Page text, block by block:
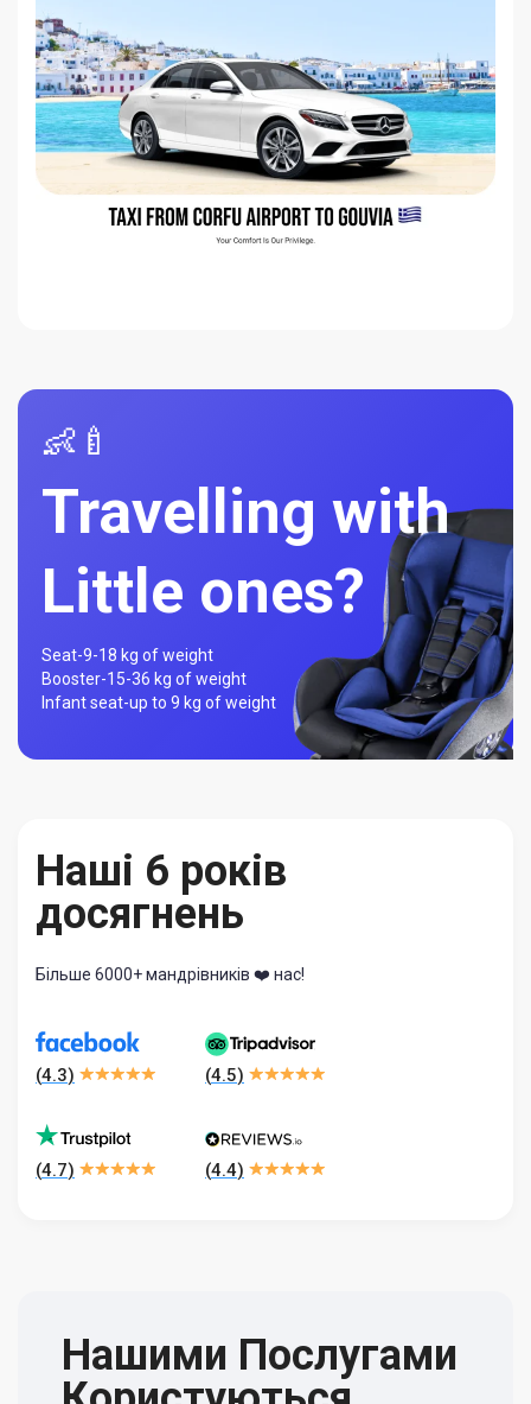
👶🍼
Travelling with
Little ones?
Seat-9-18 kg of weight
Booster-15-36 kg of weight
Infant seat-up to 9 kg of weight
Наші 6 років
досягнень
Більше 6000+ мандрівників ❤️ нас!
(4.3) (4.5)
(4.7) (4.4)
Нашими Послугами